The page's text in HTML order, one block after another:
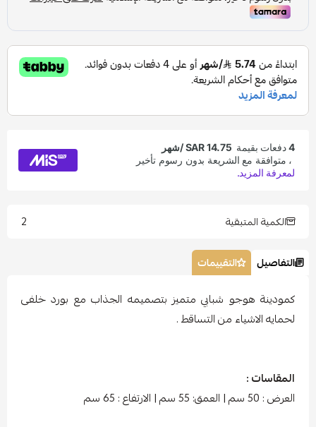
الكمية المتبقية 2
التفاصيل التقييمات
كمودينة هوجو شبابي متميز بتصميمه الجذاب مع بورد خلفى
لحمايه الاشياء من التساقط .
المقاسات :
العرض : 50 سم | العمق: 55 سم | الارتفاع : 65 سم